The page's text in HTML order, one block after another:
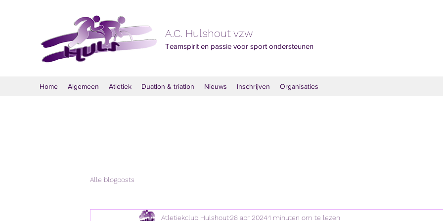
A.C. Hulshout vzw
Teamspirit en passie voor sport ondersteunen
Home Algemeen Atletiek Duatlon & triatlon Nieuws Inschrijven Organisaties
Alle blogposts
Atletiekclub Hulshout28 apr 20241 minuten om te lezen